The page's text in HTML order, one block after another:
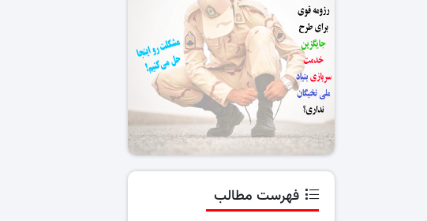
فهرست مطالب